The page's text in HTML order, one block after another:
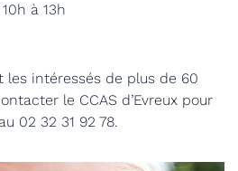
à 13h
les intéressés de plus de 60
le CCAS d’Evreux pour
au 02 32 31 92 78.